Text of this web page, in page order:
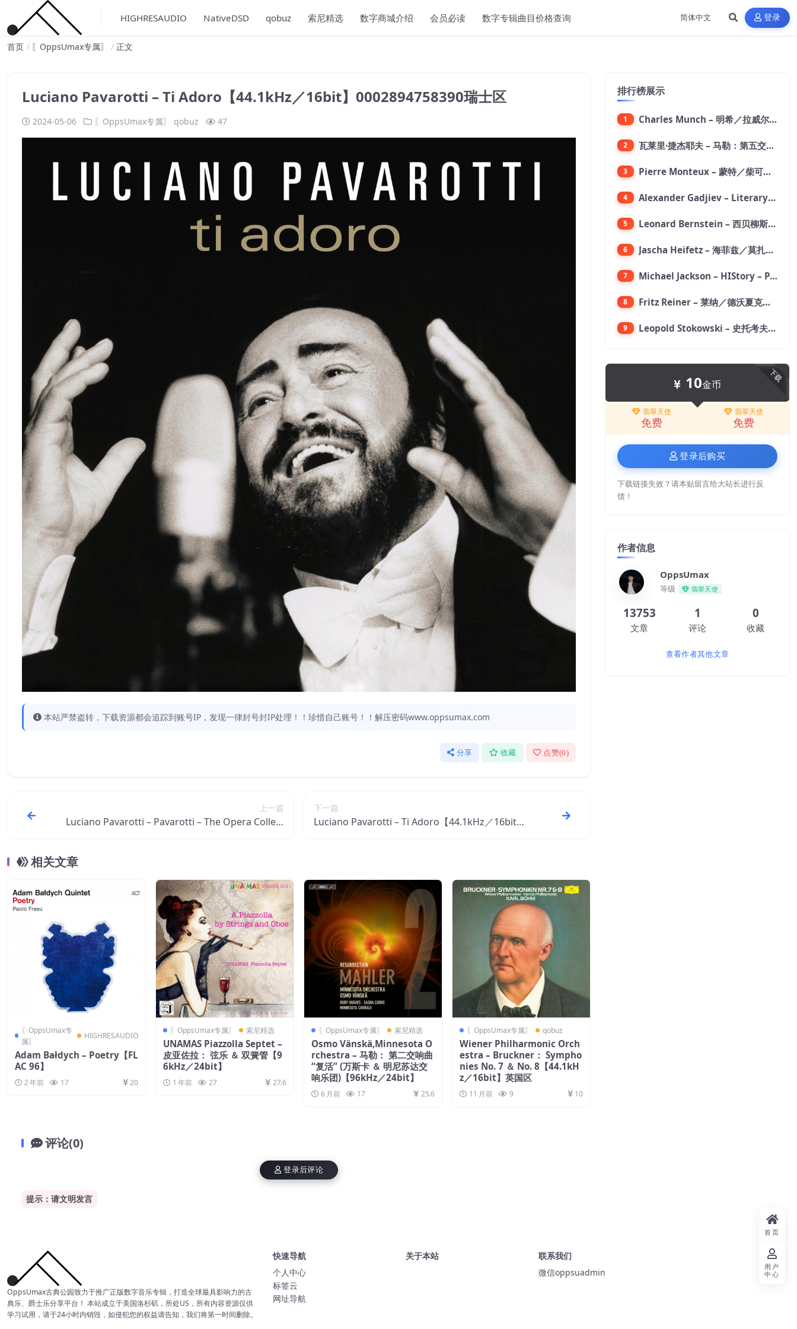
HIGHRESAUDIO NativeDSD qobuz 索尼精选 数字商城介绍 会员必读 数字专辑曲目价格查询 登录
首页 〖OppsUmax专属〗 正文
Luciano Pavarotti – Ti Adoro【44.1kHz／16bit】0002894758390瑞士区
2024-05-06 〖OppsUmax专属〗 qobuz 47
本站严禁盗转，下载资源都会追踪到账号IP，发现一律封号封IP处理！！珍惜自己账号！！解压密码www.oppsumax.com
分享 收藏 点赞(0)
上一篇
Luciano Pavarotti – Pavarotti – The Opera Collect
下一篇
Luciano Pavarotti – Ti Adoro【44.1kHz／16bit】
相关文章
〖OppsUmax专
属〗
HIGHRESAUDIO
Adam Bałdych – Poetry【FL
AC 96】
2 年前 17 20
〖OppsUmax专属〗 索尼精选
UNAMAS Piazzolla Septet –
皮亚佐拉： 弦乐 ＆ 双簧管【9
6kHz／24bit】
1 年前 27 27.6
〖OppsUmax专属〗 索尼精选
Osmo Vänskä,Minnesota O
rchestra – 马勒： 第二交响曲
“复活” (万斯卡 ＆ 明尼苏达交
响乐团)【96kHz／24bit】
6 月前 17 25.6
〖OppsUmax专属〗 qobuz
Wiener Philharmonic Orch
estra – Bruckner： Sympho
nies No. 7 ＆ No. 8【44.1kH
z／16bit】英国区
11 月前 9 10
评论(0)
提示：请文明发言
登录后评论
排行榜展示
1 Charles Munch – 明希／拉威尔：波莱罗舞曲【176.4kHz／24bit】
2 瓦莱里·捷杰耶夫 – 马勒：第五交响曲【96kHz／24bit】
3 Pierre Monteux – 蒙特／柴可夫斯基：第六交响曲【176.4kHz／24bit】
4 Alexander Gadjiev – Literary Fantasies【FLAC 192】
5 Leonard Bernstein – 西贝柳斯：芬兰颂／格里格：培尔·金特组曲【44.1kHz／24bit】
6 Jascha Heifetz – 海菲兹／莫扎特：第四小提琴协奏曲，第五小提琴协奏曲《土耳其》／维瓦尔第：小提琴与大提琴协奏曲，RV 547【192kHz／24bit】
7 Michael Jackson – HIStory – PAST, PRESENT AND FUTURE – BOOK I【96kHz／24bit】
8 Fritz Reiner – 莱纳／德沃夏克：第九交响曲【176.4kHz／24bit】
9 Leopold Stokowski – 史托考夫斯基：狂想曲【176.4kHz／24bit】
下载
10金币
翡翠天使
免费
翡翠天使
免费
登录后购买
下载链接失效？请本贴留言给大站长进行反
馈！
作者信息
OppsUmax
等级 翡翠天使
13753
文章
1
评论
0
收藏
查看作者其他文章
OppsUmax古典公园致力于推广正版数字音乐专辑，打造全球最具影响力的古
典乐、爵士乐分享平台！ 本站成立于美国洛杉矶，所处US，所有内容资源仅供
学习试用，请于24小时内销毁，如侵犯您的权益请告知，我们将第一时间删除。
快速导航
个人中心
标签云
网址导航
关于本站
联系我们
微信oppsuadmin
首页
用户
中心